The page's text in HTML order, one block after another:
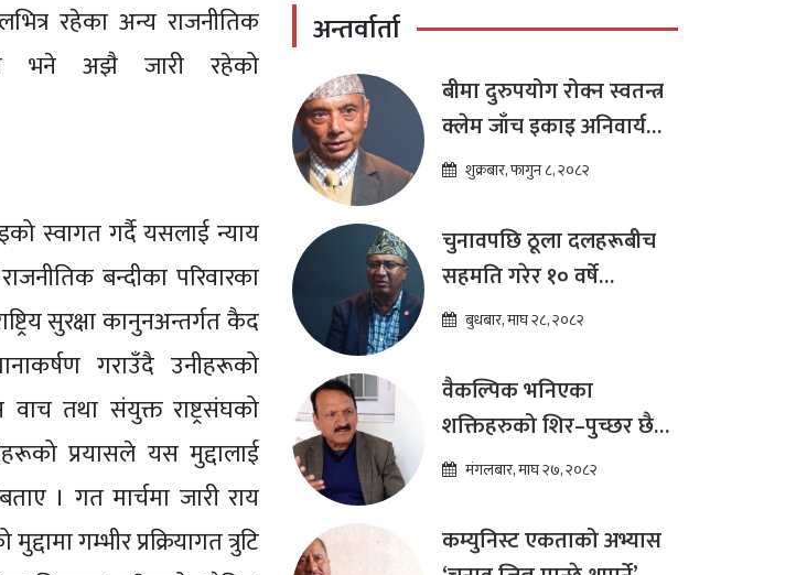
रहेका अन्य राजनीतिक
भने अझै जारी रहेको
स्वागत गर्दै यसलाई न्याय
बन्दीका परिवारका
सुरक्षा कानुनअन्तर्गत कैद
गराउँदै उनीहरूको
तथा संयुक्त राष्ट्रसंघको
प्रयासले यस मुद्दालाई
। गत मार्चमा जारी राय
गम्भीर प्रक्रियागत त्रुटि
अन्तर्वार्ता
बीमा दुरुपयोग रोक्न स्वतन्त्र
क्लेम जाँच इकाइ अनिवार्य
:डा. शम्भुप्रसाद आचार्य
शुक्रबार, फागुन ८, २०८२
चुनावपछि ठूला दलहरूबीच
सहमति गरेर १० वर्षे
दीर्घकालीन आर्थिक सुधार
ढकाल
बुधबार, माघ २८, २०८२
वैकल्पिक भनिएका
शक्तिहरुको शिर–पुच्छर छैन,
प्रतिस्पर्धा पूरानै दलसँग हुन्छ :
मंगलबार, माघ २७, २०८२
कम्युनिस्ट एकताको अभ्यास